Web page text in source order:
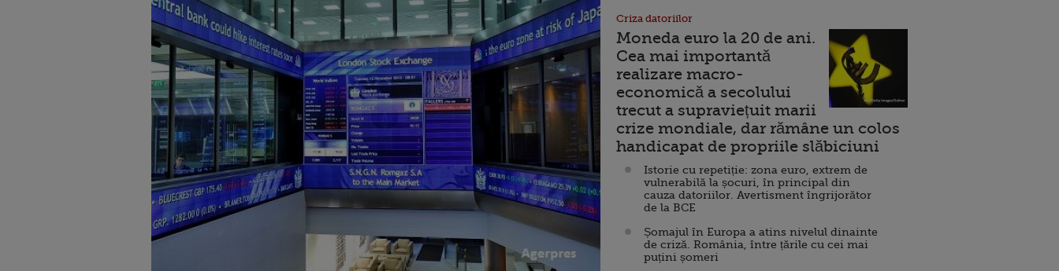
Criza datoriilor
Moneda euro la 20 de ani.
Cea mai importantă
realizare macro-
economică a secolului
trecut a supraviețuit marii
crize mondiale, dar rămâne un colos
handicapat de propriile slăbiciuni
Istorie cu repetiție: zona euro, extrem de
vulnerabilă la șocuri, în principal din
cauza datoriilor. Avertisment îngrijorător
de la BCE
Șomajul în Europa a atins nivelul dinainte
de criză. România, între țările cu cei mai
puțini șomeri